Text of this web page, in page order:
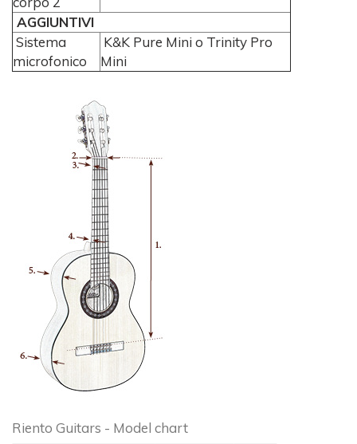
AGGIUNTIVI
Sistema
microfonico
K&K Pure Mini o Trinity Pro
Mini
Riento Guitars - Model chart